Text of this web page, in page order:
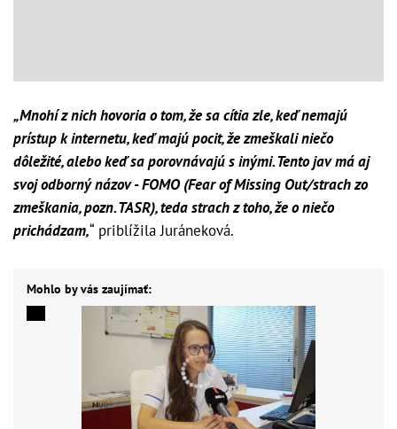
„Mnohí z nich hovoria o tom, že sa cítia zle, keď nemajú
prístup k internetu, keď majú pocit, že zmeškali niečo
dôležité, alebo keď sa porovnávajú s inými. Tento jav má aj
svoj odborný názov - FOMO (Fear of Missing Out/strach zo
zmeškania, pozn. TASR), teda strach z toho, že o niečo
prichádzam,“ priblížila Juráneková.
Mohlo by vás zaujímať: